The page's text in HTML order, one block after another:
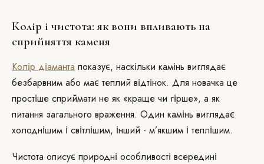
Колір і чистота: як вони впливають на
сприйняття каменя
Колір діаманта показує, наскільки камінь виглядає
безбарвним або має теплий відтінок. Для новачка це
простіше сприймати не як «краще чи гірше», а як
питання загального враження. Один камінь виглядає
холоднішим і світлішим, інший - м’якшим і теплішим.
Чистота описує природні особливості всередині